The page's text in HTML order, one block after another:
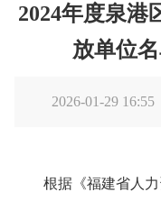
2024年度泉港
放单位
2026-01-29 16:55
根据《福建省人